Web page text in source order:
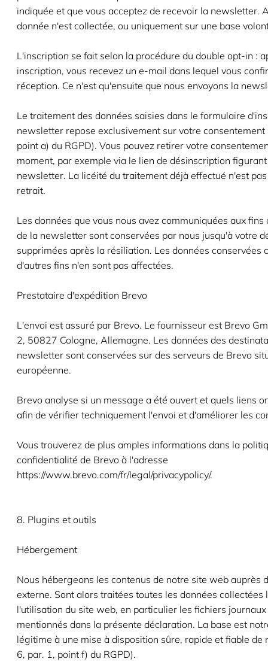
indiquée et que vous acceptez de recevoir la newsletter.
donnée n'est collectée, ou uniquement sur une base
L'inscription se fait selon la procédure du double opt-in :
inscription, vous recevez un e-mail dans lequel vous
réception. Ce n'est qu'ensuite que nous envoyons la
Le traitement des données saisies dans le formulaire
newsletter repose exclusivement sur votre consentement
point a) du RGPD). Vous pouvez retirer votre
moment, par exemple via le lien de désinscription
newsletter. La licéité du traitement déjà effectué n'est
retrait.
Les données que vous nous avez communiquées aux fins
de la newsletter sont conservées par nous jusqu'à votre
supprimées après la résiliation. Les données conservées
d'autres fins n'en sont pas affectées.
Prestataire d'expédition Brevo
L'envoi est assuré par Brevo. Le fournisseur est Brevo
2, 50827 Cologne, Allemagne. Les données des
newsletter sont conservées sur des serveurs de Brevo
européenne.
Brevo analyse si un message a été ouvert et quels liens
afin de vérifier techniquement l'envoi et d'améliorer les
Vous trouverez de plus amples informations dans la
confidentialité de Brevo à l'adresse
https://www.brevo.com/fr/legal/privacypolicy/.
8. Plugins et outils
Hébergement
Nous hébergeons les contenus de notre site web auprès
externe. Sont alors traitées toutes les données collectées
l'utilisation du site web, en particulier les fichiers
mentionnés dans la présente déclaration. La base est
légitime à une mise à disposition sûre, rapide et fiable de
6, par. 1, point f) du RGPD).